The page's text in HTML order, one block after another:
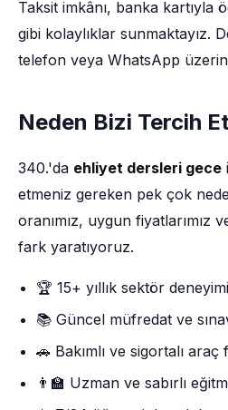
Taksit imkânı, banka kartıyla
gibi kolaylıklar sunmaktayız.
telefon veya WhatsApp
Neden Bizi Tercih
340.'da ehliyet dersleri gece
etmeniz gereken pek çok
oranımız, uygun fiyatlarımız
fark yaratıyoruz.
🏆 15+ yıllık sektör deneyimi
📚 Güncel müfredat ve
🚗 Bakımlı ve sigortalı araç
👨‍🏫 Uzman ve sabırlı